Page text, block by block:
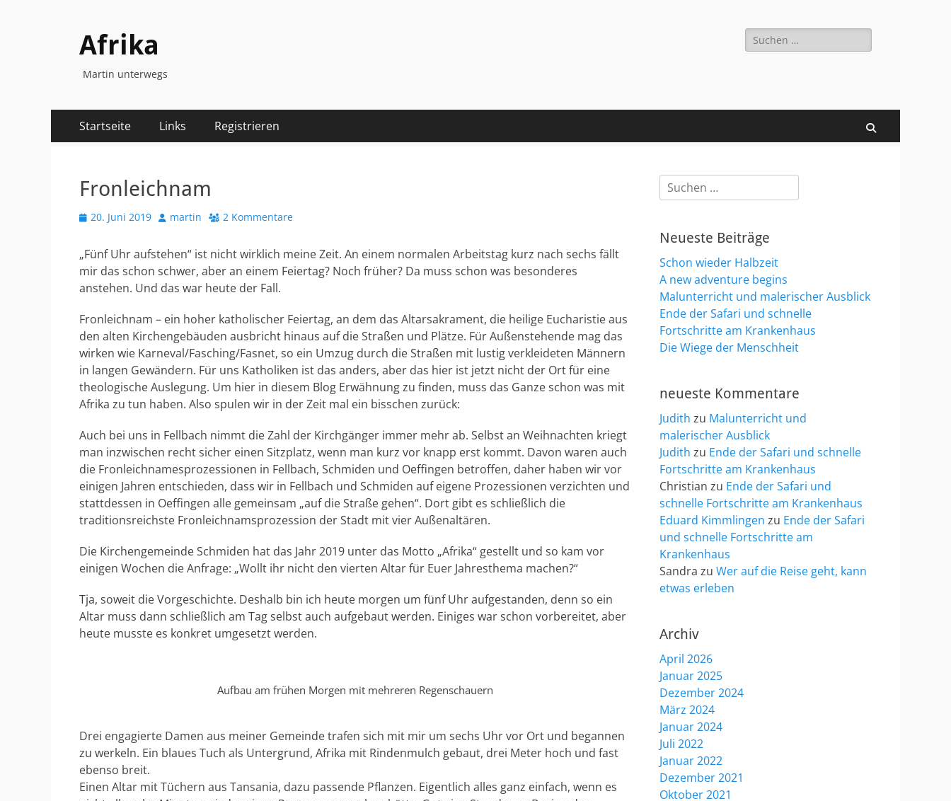
Afrika
Martin unterwegs
Suchen
nach:
Primäres
Menü
Inhalt
Startseite Links Registrieren
Fronleichnam
Veröffentlicht
20. Juni 2019 Autormartin 2 Kommentare
„Fünf Uhr aufstehen“ ist nicht wirklich meine Zeit. An einem normalen Arbeitstag kurz nach sechs fällt
mir das schon schwer, aber an einem Feiertag? Noch früher? Da muss schon was besonderes
anstehen. Und das war heute der Fall.
Fronleichnam – ein hoher katholischer Feiertag, an dem das Altarsakrament, die heilige Eucharistie aus
den alten Kirchengebäuden ausbricht hinaus auf die Straßen und Plätze. Für Außenstehende mag das
wirken wie Karneval/Fasching/Fasnet, so ein Umzug durch die Straßen mit lustig verkleideten Männern
in langen Gewändern. Für uns Katholiken ist das anders, aber das hier ist jetzt nicht der Ort für eine
theologische Auslegung. Um hier in diesem Blog Erwähnung zu finden, muss das Ganze schon was mit
Afrika zu tun haben. Also spulen wir in der Zeit mal ein bisschen zurück:
Auch bei uns in Fellbach nimmt die Zahl der Kirchgänger immer mehr ab. Selbst an Weihnachten kriegt
man inzwischen recht sicher einen Sitzplatz, wenn man kurz vor knapp erst kommt. Davon waren auch
die Fronleichnamesprozessionen in Fellbach, Schmiden und Oeffingen betroffen, daher haben wir vor
einigen Jahren entschieden, dass wir in Fellbach und Schmiden auf eigene Prozessionen verzichten und
stattdessen in Oeffingen alle gemeinsam „auf die Straße gehen“. Dort gibt es schließlich die
traditionsreichste Fronleichnamsprozession der Stadt mit vier Außenaltären.
Die Kirchengemeinde Schmiden hat das Jahr 2019 unter das Motto „Afrika“ gestellt und so kam vor
einigen Wochen die Anfrage: „Wollt ihr nicht den vierten Altar für Euer Jahresthema machen?“
Tja, soweit die Vorgeschichte. Deshalb bin ich heute morgen um fünf Uhr aufgestanden, denn so ein
Altar muss dann schließlich am Tag selbst auch aufgebaut werden. Einiges war schon vorbereitet, aber
heute musste es konkret umgesetzt werden.
Aufbau am frühen Morgen mit mehreren Regenschauern
Drei engagierte Damen aus meiner Gemeinde trafen sich mit mir um sechs Uhr vor Ort und begannen
zu werkeln. Ein blaues Tuch als Untergrund, Afrika mit Rindenmulch gebaut, drei Meter hoch und fast
ebenso breit.
Einen Altar mit Tüchern aus Tansania, dazu passende Pflanzen. Eigentlich alles ganz einfach, wenn es
Suchen
nach:
Neueste Beiträge
Schon wieder Halbzeit
A new adventure begins
Malunterricht und malerischer Ausblick
Ende der Safari und schnelle
Fortschritte am Krankenhaus
Die Wiege der Menschheit
neueste Kommentare
Judith zu Malunterricht und
malerischer Ausblick
Judith zu Ende der Safari und schnelle
Fortschritte am Krankenhaus
Christian zu Ende der Safari und
schnelle Fortschritte am Krankenhaus
Eduard Kimmlingen zu Ende der Safari
und schnelle Fortschritte am
Krankenhaus
Sandra zu Wer auf die Reise geht, kann
etwas erleben
Archiv
April 2026
Januar 2025
Dezember 2024
März 2024
Januar 2024
Juli 2022
Januar 2022
Dezember 2021
Oktober 2021